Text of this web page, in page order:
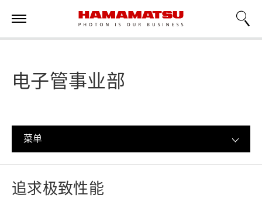
电子管事业部
菜单
追求极致性能